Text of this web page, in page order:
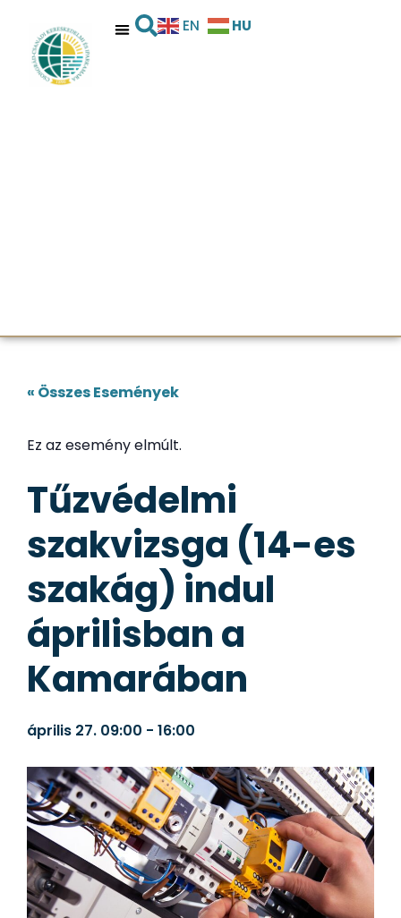
EN HU
« Összes Események
Ez az esemény elmúlt.
Tűzvédelmi
szakvizsga (14-es
szakág) indul
áprilisban a
Kamarában
április 27. 09:00 - 16:00